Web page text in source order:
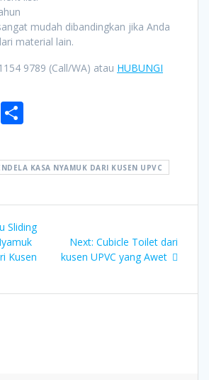
mudah dibandingkan jika Anda
material lain.
9789 (Call/WA) atau HUBUNGI
E
ar
eKASA NYAMUK DARI KUSEN UPVC
Sliding
Kusen
Next: Next
post:
Cubicle Toilet dari
kusen UPVC yang Awet